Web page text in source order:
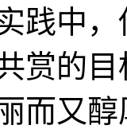
践中
赏的
而又